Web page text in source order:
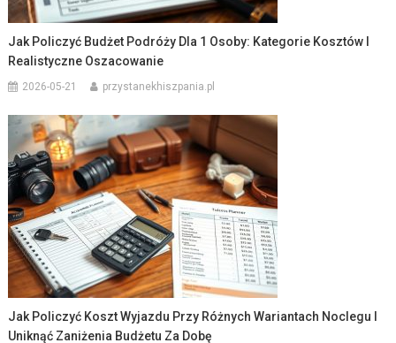
Jak Policzyć Budżet Podróży Dla 1 Osoby: Kategorie Kosztów I
Realistyczne Oszacowanie
2026-05-21 przystanekhiszpania.pl
Jak Policzyć Koszt Wyjazdu Przy Różnych Wariantach Noclegu I
Uniknąć Zaniżenia Budżetu Za Dobę